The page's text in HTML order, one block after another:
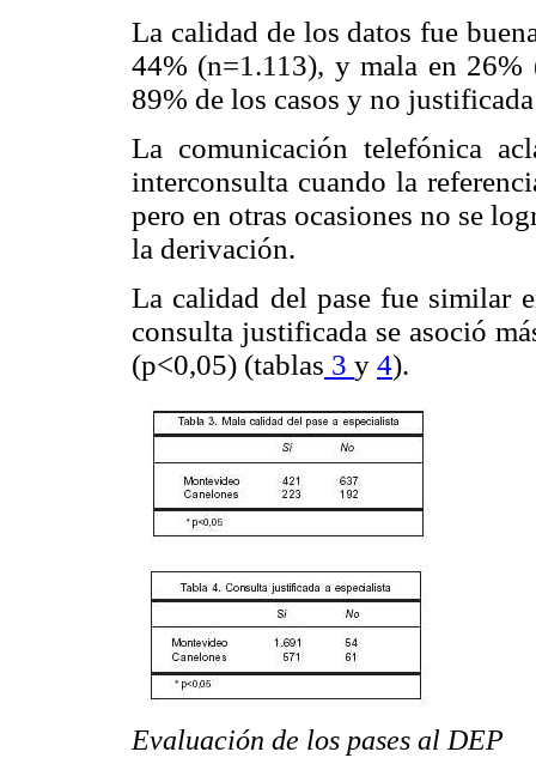
La calidad de los datos fue
44% (n=1.113), y mala en
89% de los casos y no
La comunicación telefónica
interconsulta cuando la
pero en otras ocasiones no se
la derivación.
La calidad del pase fue similar
consulta justificada se asoció
(p<0,05) (tablas 3 y 4).
Evaluación de los pases al DEP